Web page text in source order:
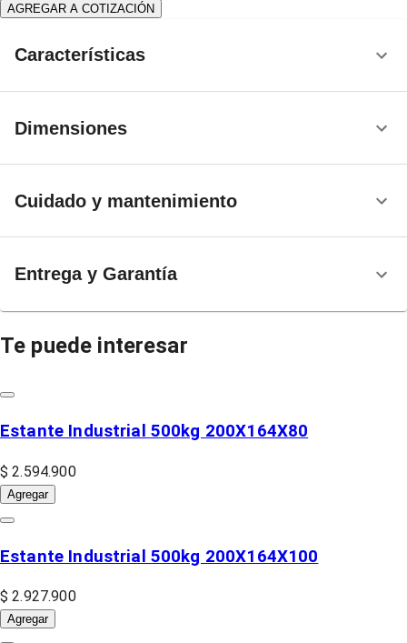
AGREGAR A COTIZACIÓN
Características
Dimensiones
Cuidado y mantenimiento
Entrega y Garantía
Te puede interesar
Estante Industrial 500kg 200X164X80
$ 2.594.900
Agregar
Estante Industrial 500kg 200X164X100
$ 2.927.900
Agregar